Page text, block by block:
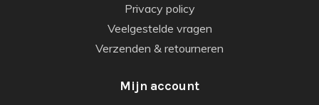
Privacy policy
Veelgestelde vragen
Verzenden & retourneren
Mijn account